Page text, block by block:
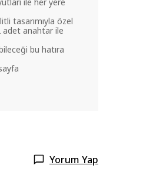
tasarımıyla özel
adet anahtar ile
bu hatıra
Yorum Yap